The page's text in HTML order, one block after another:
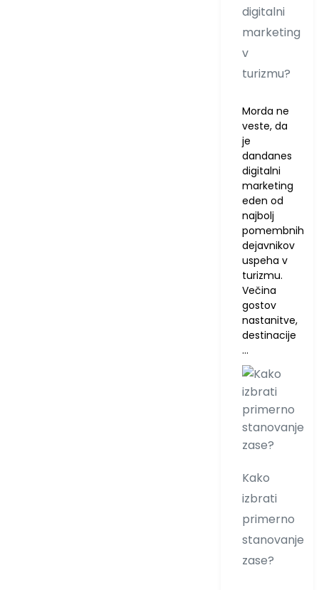
digitalni
marketing
v
turizmu?
Morda ne
veste, da
je
dandanes
digitalni
marketing
eden od
najbolj
pomembnih
dejavnikov
uspeha v
turizmu.
Večina
gostov
nastanitve,
destinacije
…
Kako
izbrati
primerno
stanovanje
zase?